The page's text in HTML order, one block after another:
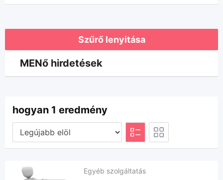
Szűrő lenyitása
MENő hirdetések
hogyan 1 eredmény
Egyéb szolgáltatás